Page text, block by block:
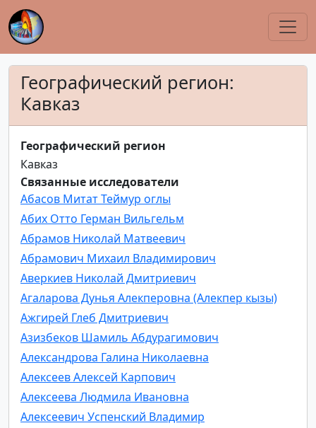
Географический регион:
Кавказ
Географический регион
Кавказ
Связанные исследователи
Абасов Митат Теймур оглы
Абих Отто Герман Вильгельм
Абрамов Николай Матвеевич
Абрамович Михаил Владимирович
Аверкиев Николай Дмитриевич
Агаларова Дунья Алекперовна (Алекпер кызы)
Ажгирей Глеб Дмитриевич
Азизбеков Шамиль Абдурагимович
Александрова Галина Николаевна
Алексеев Алексей Карпович
Алексеева Людмила Ивановна
Алексеевич Успенский Владимир